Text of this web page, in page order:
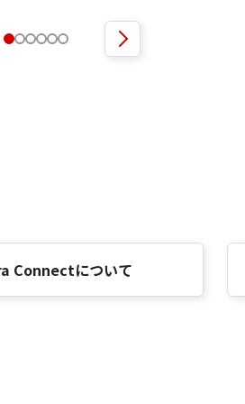
Connectについて